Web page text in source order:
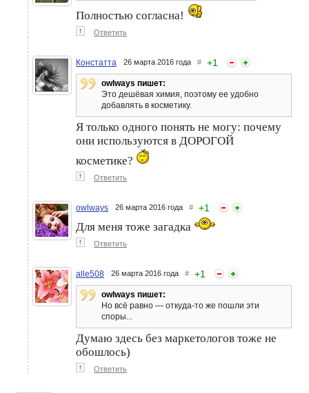
Полностью согласна!
↑ Ответить
Констатта 26 марта 2016 года # +1
owlways пишет:
Это дешёвая химия, поэтому ее удобно
добавлять в косметику.
Я только одного понять не могу: почему
они используются в ДОРОГОЙ
косметике?
↑ Ответить
owlways 26 марта 2016 года # +1
Для меня тоже загадка
↑ Ответить
alle508 26 марта 2016 года # +1
owlways пишет:
Но всё равно — откуда-то же пошли эти
споры...
Думаю здесь без маркетологов тоже не
обошлось)
↑ Ответить